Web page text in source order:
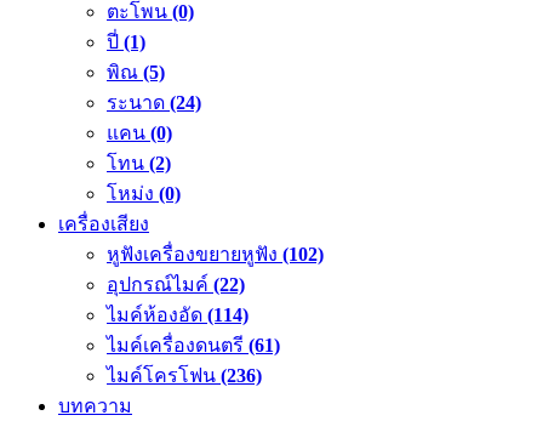
ตะโพน (0)
ปี่ (1)
พิณ (5)
ระนาด (24)
แคน (0)
โทน (2)
โหม่ง (0)
เครื่องเสียง
หูฟังเครื่องขยายหูฟัง (102)
อุปกรณ์ไมค์ (22)
ไมค์ห้องอัด (114)
ไมค์เครื่องดนตรี (61)
ไมค์โครโฟน (236)
บทความ